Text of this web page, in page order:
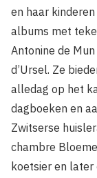
en haar
albums met
Antonine de
d’Ursel. Ze
alledag op het
dagboeken en
Zwitserse
chambre
koetsier en